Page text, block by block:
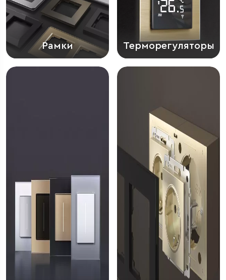
Рамки Терморегуляторы